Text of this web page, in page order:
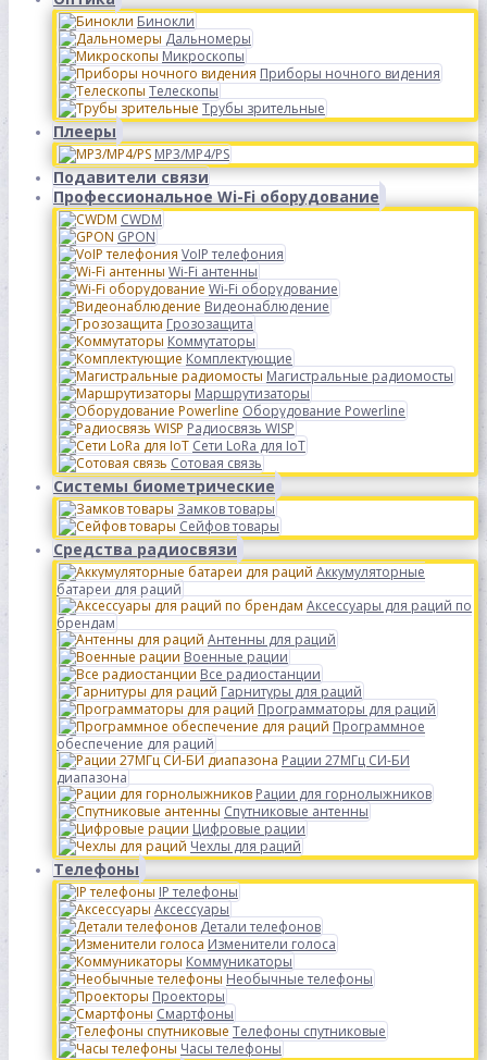
Бинокли
Дальномеры
Микроскопы
Приборы ночного видения
Телескопы
Трубы зрительные
Плееры
MP3/MP4/PS
Подавители связи
Профессиональное Wi-Fi оборудование
CWDM
GPON
VoIP телефония
Wi-Fi антенны
Wi-Fi оборудование
Видеонаблюдение
Грозозащита
Коммутаторы
Комплектующие
Магистральные радиомосты
Маршрутизаторы
Оборудование Powerline
Радиосвязь WISP
Сети LoRa для IoT
Сотовая связь
Системы биометрические
Замков товары
Сейфов товары
Средства радиосвязи
Аккумуляторные
батареи для раций
Аксессуары для раций по
брендам
Антенны для раций
Военные рации
Все радиостанции
Гарнитуры для раций
Программаторы для раций
Программное
обеспечение для раций
Рации 27МГц СИ-БИ
диапазона
Рации для горнолыжников
Спутниковые антенны
Цифровые рации
Чехлы для раций
Телефоны
IP телефоны
Аксессуары
Детали телефонов
Изменители голоса
Коммуникаторы
Необычные телефоны
Проекторы
Смартфоны
Телефоны спутниковые
Часы телефоны